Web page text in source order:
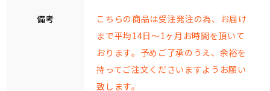
備考
こちらの商品は受注発注の為、お届け
まで平均14日～1ヶ月お時間を頂いて
おります。予めご了承のうえ、余裕を
持ってご注文くださいますようお願い
致します。